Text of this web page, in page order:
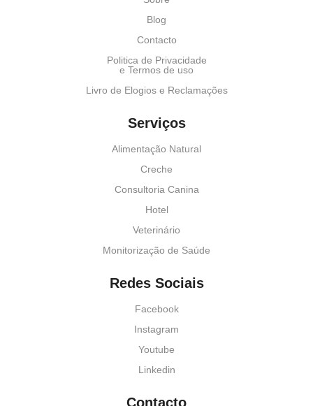
Blog
Contacto
Politica de Privacidade
e Termos de uso
Livro de Elogios e Reclamações
Serviços
Alimentação Natural
Creche
Consultoria Canina
Hotel
Veterinário
Monitorização de Saúde
Redes Sociais
Facebook
Instagram
Youtube
Linkedin
Contacto